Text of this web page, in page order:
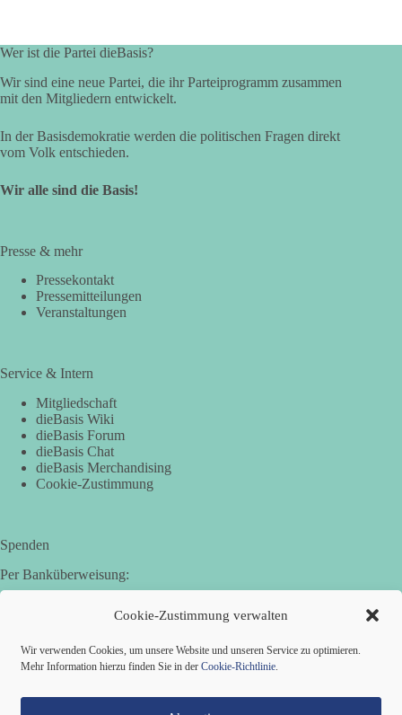
Cookie-Zustimmung verwalten
Wir verwenden Cookies, um unsere Website und unseren Service zu optimieren.
Mehr Information hierzu finden Sie in der Cookie-Richtlinie.
Wer ist die Partei dieBasis?
Wir sind eine neue Partei, die ihr Parteiprogramm zusammen
mit den Mitgliedern entwickelt.
In der Basisdemokratie werden die politischen Fragen direkt
vom Volk entschieden.
Wir alle sind die Basis!
Presse & mehr
Pressekontakt
Pressemitteilungen
Veranstaltungen
Service & Intern
Mitgliedschaft
dieBasis Wiki
dieBasis Forum
dieBasis Chat
dieBasis Merchandising
Cookie-Zustimmung
Spenden
Per Banküberweisung:
Basisdemokratische Partei Deutschland in Bayern e.V.
IBAN: DE95 7205 1210 0006 3365 31
BIC: BYLADEM1AIC